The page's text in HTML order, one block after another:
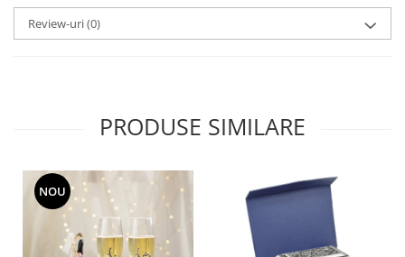
Review-uri(0)
PRODUSE SIMILARE
NOU